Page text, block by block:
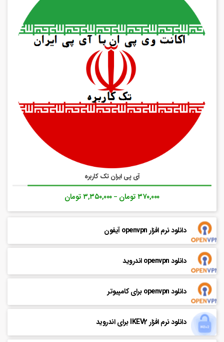
آی پی ایران تک کاربره
۳۷۰,۰۰۰تومان –۳,۳۵۰,۰۰۰تومان
دانلود نرم افزار openvpn آیفون
دانلود openvpn اندروید
دانلود openvpn برای کامپیوتر
دانلود نرم افزار IKEV2 برای اندروید